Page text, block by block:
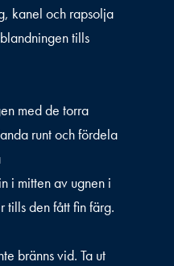
kanel och rapsolja
tills
med de torra
runt och fördela
i mitten av ugnen i
tills den fått fin färg.
bränns vid. Ta ut